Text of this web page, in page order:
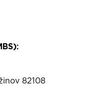
82108